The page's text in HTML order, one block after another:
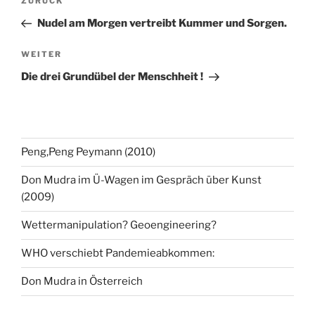
Beitrag
Nudel am Morgen vertreibt Kummer und Sorgen.
Nächster
Beitrag
WEITER
Die drei Grundübel der Menschheit !
Peng,Peng Peymann (2010)
Don Mudra im Ü-Wagen im Gespräch über Kunst
(2009)
Wettermanipulation? Geoengineering?
WHO verschiebt Pandemieabkommen:
Don Mudra in Österreich